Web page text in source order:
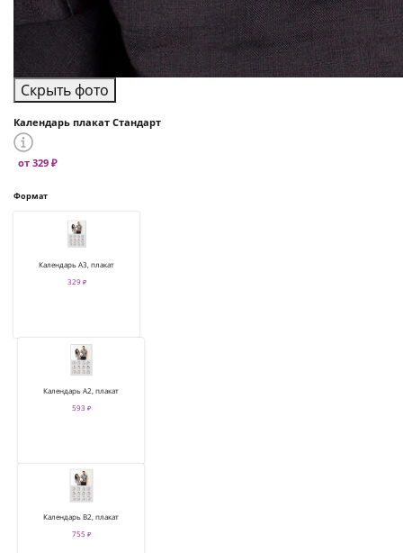
Скрыть фото
Календарь плакат Стандарт
от 329 ₽
Формат
Календарь А3, плакат
329 ₽
Календарь А2, плакат
593 ₽
Календарь В2, плакат
755 ₽